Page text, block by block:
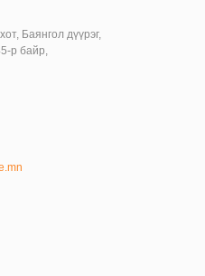
Баянгол дүүрэг,
р байр,